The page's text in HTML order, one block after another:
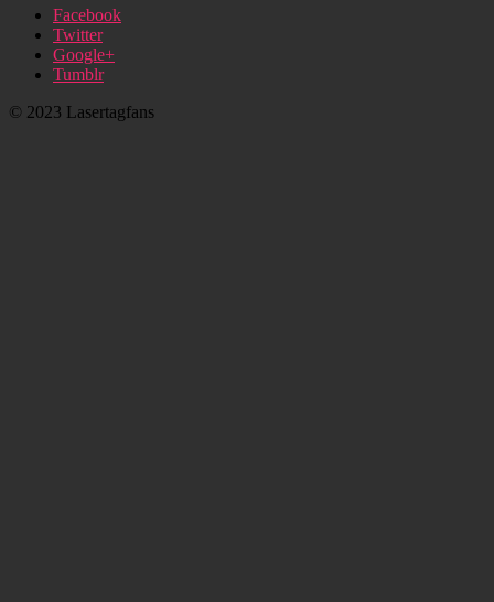
Facebook
Twitter
Google+
Tumblr
© 2023 Lasertagfans